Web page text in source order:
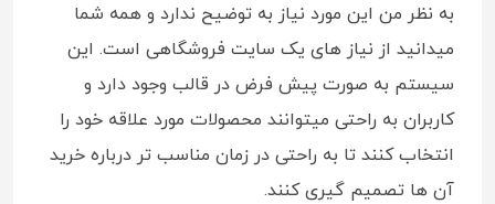
به نظر من این مورد نیاز به توضیح ندارد و همه شما
میدانید از نیاز های یک سایت فروشگاهی است. این
سیستم به صورت پیش فرض در قالب وجود دارد و
کاربران به راحتی میتوانند محصولات مورد علاقه خود را
انتخاب کنند تا به راحتی در زمان مناسب تر درباره خرید
آن ها تصمیم گیری کنند.